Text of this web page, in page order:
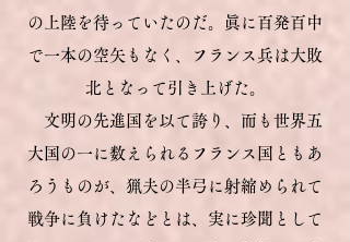
の上陸を待っていたのだ。眞に百発百中
で一本の空矢もなく、フランス兵は大敗
北となって引き上げた。
文明の先進国を以て誇り、而も世界五
大国の一に数えられるフランス国ともあ
ろうものが、猟夫の半弓に射縮められて
戦争に負けたなどとは、実に珍聞として